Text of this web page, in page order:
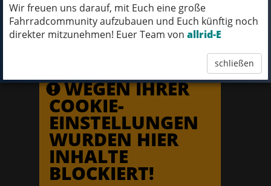
Wir freuen uns darauf, mit Euch eine große
Fahrradcommunity aufzubauen und Euch künftig noch
direkter mitzunehmen! Euer Team von allrid-E
schließen
UNSERE FILIALEN
WEGEN IHRER
COOKIE-
EINSTELLUNGEN
WURDEN HIER
INHALTE
BLOCKIERT!